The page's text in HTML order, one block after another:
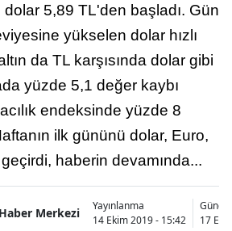
dolar 5,89 TL'den başladı. Gün
yükselen dolar hızlı
da TL karşısında dolar gibi
yüzde 5,1 değer kaybı
endeksinde yüzde 8
ilk gününü dolar, Euro,
haberin devamında...
Merkezi
Yayınlanma
14 Ekim 2019 - 15:42
17